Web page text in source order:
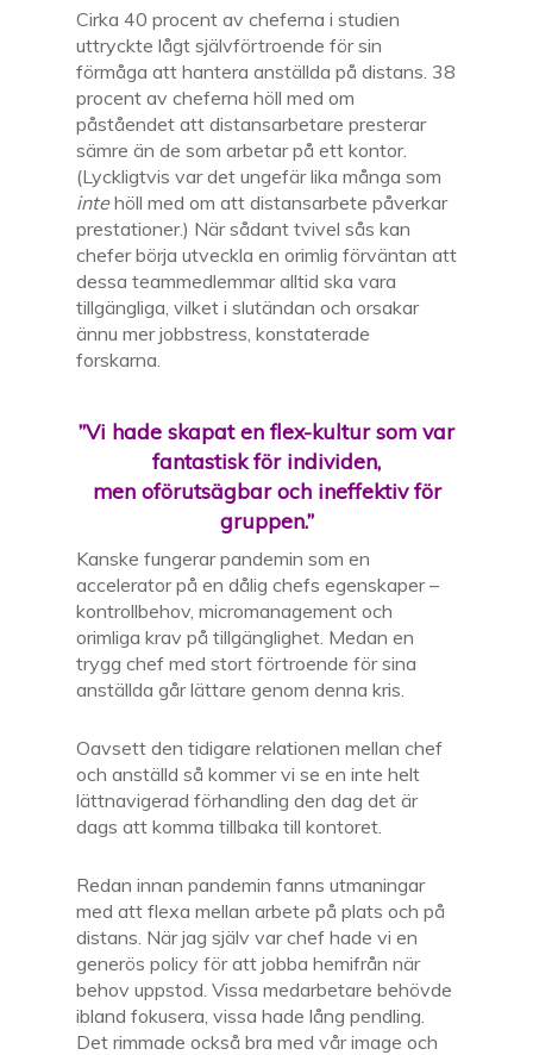
Cirka 40 procent av cheferna i studien
uttryckte lågt självförtroende för sin
förmåga att hantera anställda på distans. 38
procent av cheferna höll med om
påståendet att distansarbetare presterar
sämre än de som arbetar på ett kontor.
(Lyckligtvis var det ungefär lika många som
intehöll med om att distansarbete påverkar
prestationer.) När sådant tvivel sås kan
chefer börja utveckla en orimlig förväntan att
dessa teammedlemmar alltid ska vara
tillgängliga, vilket i slutändan och orsakar
ännu mer jobbstress, konstaterade
forskarna.
”Vi hade skapat en flex-kultur som var
fantastisk för individen,
men oförutsägbar och ineffektiv för
gruppen.”
Kanske fungerar pandemin som en
accelerator på en dålig chefs egenskaper –
kontrollbehov, micromanagement och
orimliga krav på tillgänglighet. Medan en
trygg chef med stort förtroende för sina
anställda går lättare genom denna kris.
Oavsett den tidigare relationen mellan chef
och anställd så kommer vi se en inte helt
lättnavigerad förhandling den dag det är
dags att komma tillbaka till kontoret.
Redan innan pandemin fanns utmaningar
med att flexa mellan arbete på plats och på
distans. När jag själv var chef hade vi en
generös policy för att jobba hemifrån när
behov uppstod. Vissa medarbetare behövde
ibland fokusera, vissa hade lång pendling.
Det rimmade också bra med vår image och